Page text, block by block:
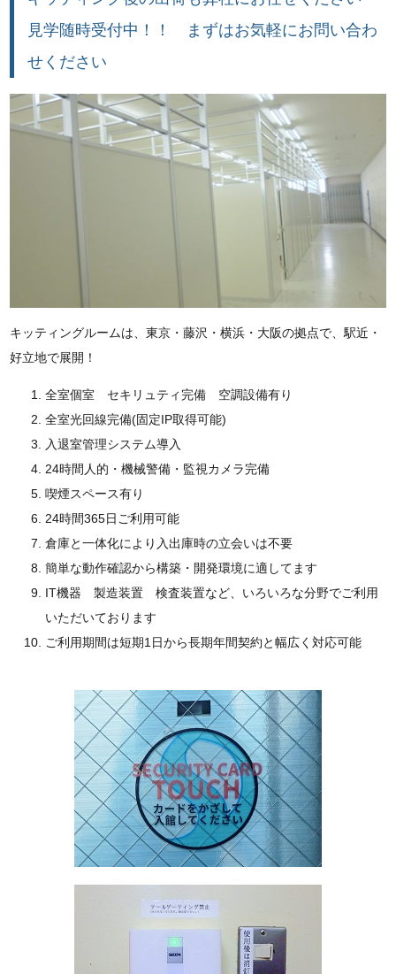
見学随時受付中！！ まずはお気軽にお問い合わ
せください
キッティングルームは、東京・藤沢・横浜・大阪の拠点で、駅近・
好立地で展開！
全室個室 セキリュティ完備 空調設備有り
全室光回線完備(固定IP取得可能)
入退室管理システム導入
24時間人的・機械警備・監視カメラ完備
喫煙スペース有り
24時間365日ご利用可能
倉庫と一体化により入出庫時の立会いは不要
簡単な動作確認から構築・開発環境に適してます
IT機器 製造装置 検査装置など、いろいろな分野でご利用
いただいております
ご利用期間は短期1日から長期年間契約と幅広く対応可能